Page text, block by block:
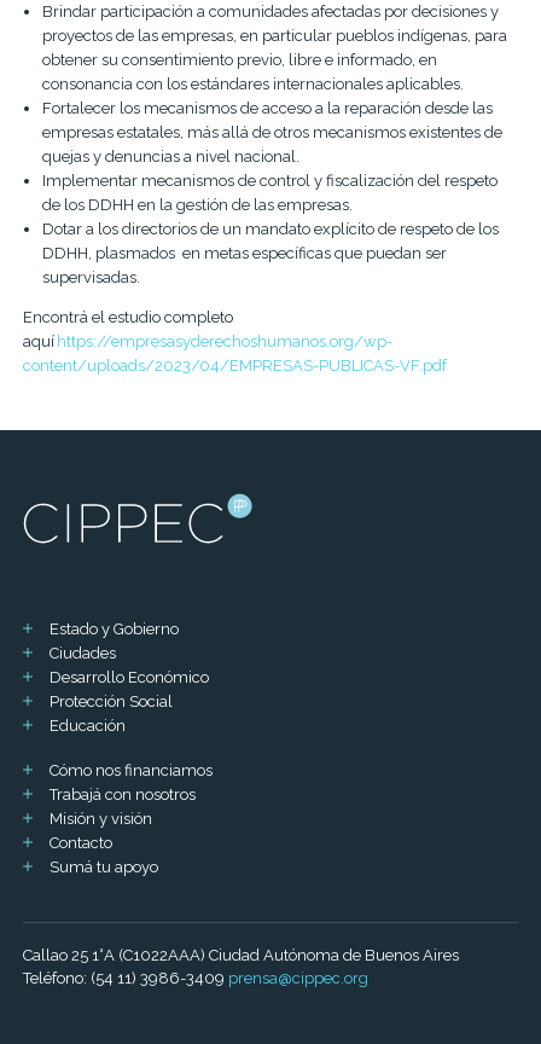
Brindar participación a comunidades afectadas por decisiones y
proyectos de las empresas, en particular pueblos indígenas, para
obtener su consentimiento previo, libre e informado, en
consonancia con los estándares internacionales aplicables.
Fortalecer los mecanismos de acceso a la reparación desde las
empresas estatales, más allá de otros mecanismos existentes de
quejas y denuncias a nivel nacional.
Implementar mecanismos de control y fiscalización del respeto
de los DDHH en la gestión de las empresas.
Dotar a los directorios de un mandato explícito de respeto de los
DDHH, plasmados en metas específicas que puedan ser
supervisadas.
Encontrá el estudio completo
aquí https://empresasyderechoshumanos.org/wp-
content/uploads/2023/04/EMPRESAS-PUBLICAS-VF.pdf
Estado y Gobierno
Ciudades
Desarrollo Económico
Protección Social
Educación
Cómo nos financiamos
Trabajá con nosotros
Misión y visión
Contacto
Sumá tu apoyo
Callao 25 1°A (C1022AAA) Ciudad Autónoma de Buenos Aires
Teléfono: (54 11) 3986-3409 prensa@cippec.org